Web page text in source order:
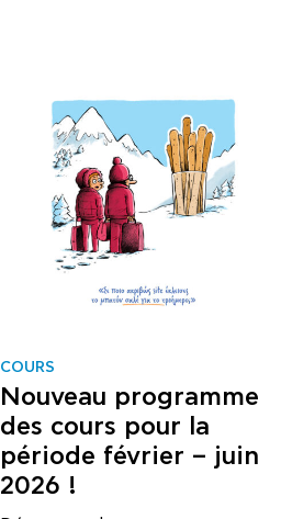
COURS
Nouveau programme
des cours pour la
période février – juin
2026 !